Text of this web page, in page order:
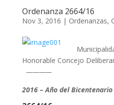
Ordenanza 2664/16
Nov 3, 2016 | Ordenanzas,
Honorable Concejo
————
2016 – Año del Bicentenario